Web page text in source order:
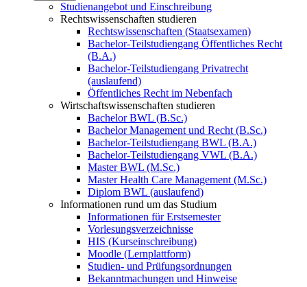
Studienangebot und Einschreibung
Rechtswissenschaften studieren
Rechtswissenschaften (Staatsexamen)
Bachelor-Teilstudiengang Öffentliches Recht
(B.A.)
Bachelor-Teilstudiengang Privatrecht
(auslaufend)
Öffentliches Recht im Nebenfach
Wirtschaftswissenschaften studieren
Bachelor BWL (B.Sc.)
Bachelor Management und Recht (B.Sc.)
Bachelor-Teilstudiengang BWL (B.A.)
Bachelor-Teilstudiengang VWL (B.A.)
Master BWL (M.Sc.)
Master Health Care Management (M.Sc.)
Diplom BWL (auslaufend)
Informationen rund um das Studium
Informationen für Erstsemester
Vorlesungsverzeichnisse
HIS (Kurseinschreibung)
Moodle (Lernplattform)
Studien- und Prüfungsordnungen
Bekanntmachungen und Hinweise